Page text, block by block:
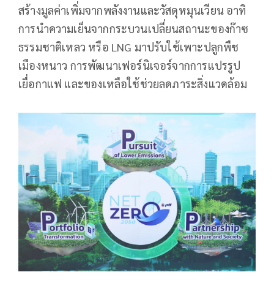
สร้างมูลค่าเพิ่มจากพลังงานและวัสดุหมุนเวียน อาทิ
การนำความเย็นจากกระบวนเปลี่ยนสถานะของก๊าซ
ธรรมชาติเหลว หรือ LNG มาปรับใช้เพาะปลูกพืช
เมืองหนาว การพัฒนาเฟอร์นิเจอร์จากการแปรรูป
เยื่อกาแฟ และของเหลือใช้ช่วยลดภาระสิ่งแวดล้อม